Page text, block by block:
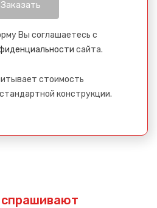
Вы соглашаетесь с
сайта.
стоимость
конструкции.
спрашивают